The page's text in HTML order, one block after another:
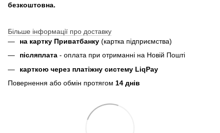
безкоштовна.
Більше інформації про доставку
на картку Приватбанку (картка підприємства)
пiсляплата - оплата при отриманнi на Новій Пошті
карткою через платіжну систему LiqPay
Повернення або обмін протягом 14 днів